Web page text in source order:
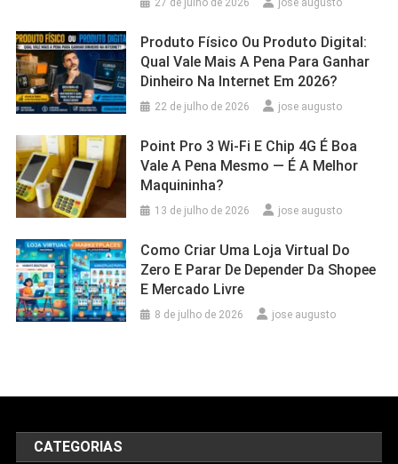
27 de julho de 2026 jose augusto
Produto Físico Ou Produto Digital:
Qual Vale Mais A Pena Para Ganhar
Dinheiro Na Internet Em 2026?
22 de julho de 2026 jose augusto
Point Pro 3 Wi‑Fi E Chip 4G É Boa
Vale A Pena Mesmo — É A Melhor
Maquininha?
13 de julho de 2026 jose augusto
Como Criar Uma Loja Virtual Do
Zero E Parar De Depender Da Shopee
E Mercado Livre
8 de julho de 2026 jose augusto
CATEGORIAS